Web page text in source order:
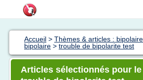
Accueil > Thèmes & articles :
bipolaire > trouble de bipolarite test
Articles sélectionnés pour le